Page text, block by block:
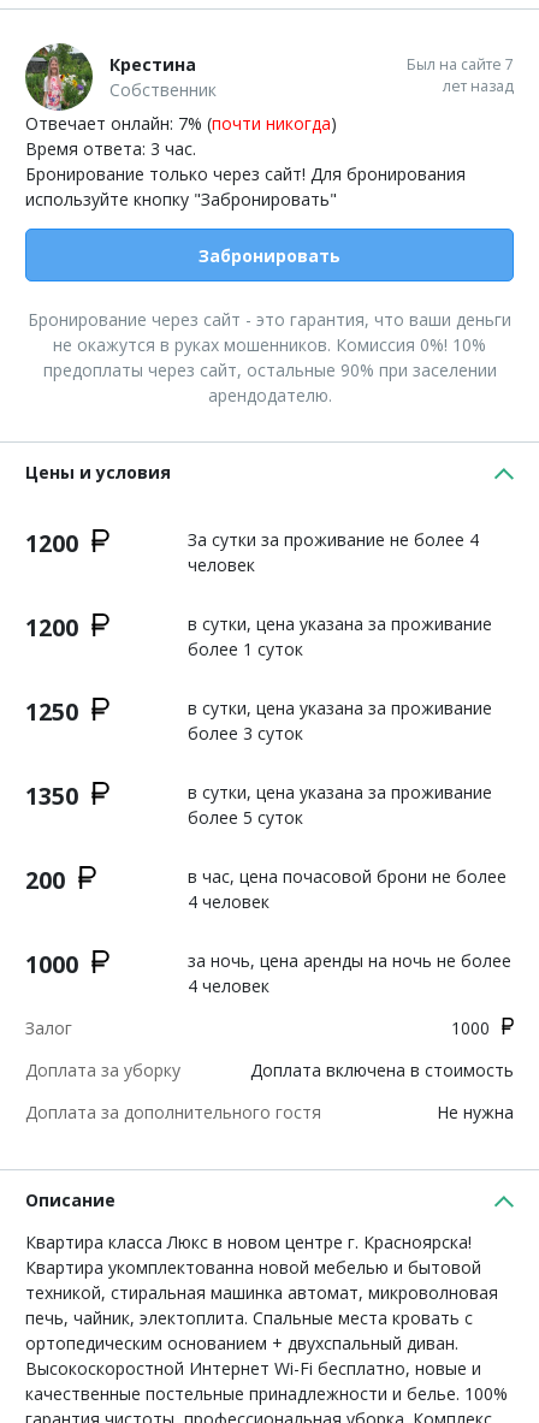
Крестина
Собственник
Был на сайте 7
лет назад
Отвечает онлайн: 7% (почти никогда)
Время ответа: 3 час.
Бронирование только через сайт! Для бронирования
используйте кнопку "Забронировать"
Забронировать
Бронирование через сайт - это гарантия, что ваши деньги
не окажутся в руках мошенников. Комиссия 0%! 10%
предоплаты через сайт, остальные 90% при заселении
арендодателю.
Цены и условия
1200
За сутки за проживание не более 4
человек
1200
в сутки, цена указана за проживание
более 1 суток
1250
в сутки, цена указана за проживание
более 3 суток
1350
в сутки, цена указана за проживание
более 5 суток
200
в час, цена почасовой брони не более
4 человек
1000
за ночь, цена аренды на ночь не более
4 человек
Залог
1000
Доплата за уборку
Доплата включена в стоимость
Доплата за дополнительного гостя
Не нужна
Описание
Квартира класса Люкс в новом центре г. Красноярска!
Квартира укомплектованна новой мебелью и бытовой
техникой, стиральная машинка автомат, микроволновая
печь, чайник, электоплита. Спальные места кровать с
ортопедическим основанием + двухспальный диван.
Высокоскоростной Интернет Wi-Fi бесплатно, новые и
качественные постельные принадлежности и белье. 100%